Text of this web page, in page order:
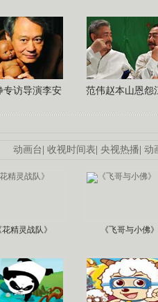
专访导演李安 范伟赵本山恩怨
动画台| 收视时间表| 央视热播| 动
花精灵战队》 《飞哥与小佛》